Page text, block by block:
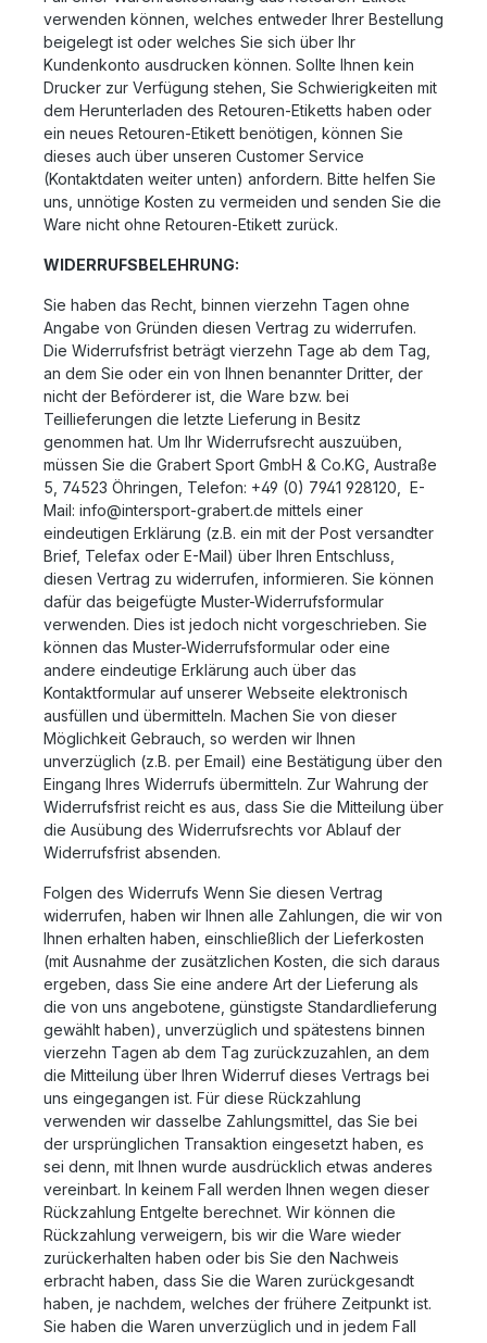
verwenden können, welches entweder Ihrer Bestellung
beigelegt ist oder welches Sie sich über Ihr
Kundenkonto ausdrucken können. Sollte Ihnen kein
Drucker zur Verfügung stehen, Sie Schwierigkeiten mit
dem Herunterladen des Retouren-Etiketts haben oder
ein neues Retouren-Etikett benötigen, können Sie
dieses auch über unseren Customer Service
(Kontaktdaten weiter unten) anfordern. Bitte helfen Sie
uns, unnötige Kosten zu vermeiden und senden Sie die
Ware nicht ohne Retouren-Etikett zurück.
WIDERRUFSBELEHRUNG:
Sie haben das Recht, binnen vierzehn Tagen ohne
Angabe von Gründen diesen Vertrag zu widerrufen.
Die Widerrufsfrist beträgt vierzehn Tage ab dem Tag,
an dem Sie oder ein von Ihnen benannter Dritter, der
nicht der Beförderer ist, die Ware bzw. bei
Teillieferungen die letzte Lieferung in Besitz
genommen hat. Um Ihr Widerrufsrecht auszuüben,
müssen Sie die Grabert Sport GmbH & Co.KG, Austraße
5, 74523 Öhringen, Telefon: +49 (0) 7941 928120, E-
Mail: info@intersport-grabert.de mittels einer
eindeutigen Erklärung (z.B. ein mit der Post versandter
Brief, Telefax oder E-Mail) über Ihren Entschluss,
diesen Vertrag zu widerrufen, informieren. Sie können
dafür das beigefügte Muster-Widerrufsformular
verwenden. Dies ist jedoch nicht vorgeschrieben. Sie
können das Muster-Widerrufsformular oder eine
andere eindeutige Erklärung auch über das
Kontaktformular auf unserer Webseite elektronisch
ausfüllen und übermitteln. Machen Sie von dieser
Möglichkeit Gebrauch, so werden wir Ihnen
unverzüglich (z.B. per Email) eine Bestätigung über den
Eingang Ihres Widerrufs übermitteln. Zur Wahrung der
Widerrufsfrist reicht es aus, dass Sie die Mitteilung über
die Ausübung des Widerrufsrechts vor Ablauf der
Widerrufsfrist absenden.
Folgen des Widerrufs Wenn Sie diesen Vertrag
widerrufen, haben wir Ihnen alle Zahlungen, die wir von
Ihnen erhalten haben, einschließlich der Lieferkosten
(mit Ausnahme der zusätzlichen Kosten, die sich daraus
ergeben, dass Sie eine andere Art der Lieferung als
die von uns angebotene, günstigste Standardlieferung
gewählt haben), unverzüglich und spätestens binnen
vierzehn Tagen ab dem Tag zurückzuzahlen, an dem
die Mitteilung über Ihren Widerruf dieses Vertrags bei
uns eingegangen ist. Für diese Rückzahlung
verwenden wir dasselbe Zahlungsmittel, das Sie bei
der ursprünglichen Transaktion eingesetzt haben, es
sei denn, mit Ihnen wurde ausdrücklich etwas anderes
vereinbart. In keinem Fall werden Ihnen wegen dieser
Rückzahlung Entgelte berechnet. Wir können die
Rückzahlung verweigern, bis wir die Ware wieder
zurückerhalten haben oder bis Sie den Nachweis
erbracht haben, dass Sie die Waren zurückgesandt
haben, je nachdem, welches der frühere Zeitpunkt ist.
Sie haben die Waren unverzüglich und in jedem Fall